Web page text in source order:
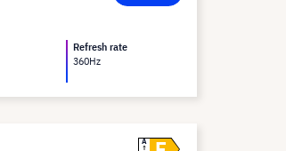
Refresh rate
360Hz
A